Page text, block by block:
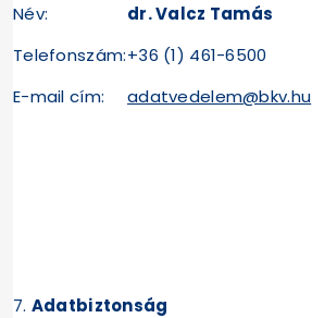
Név:
dr. Valcz Tamás
Telefonszám:+36 (1) 461-6500
E-mail cím:
adatvedelem@bkv.hu
7. Adatbiztonság